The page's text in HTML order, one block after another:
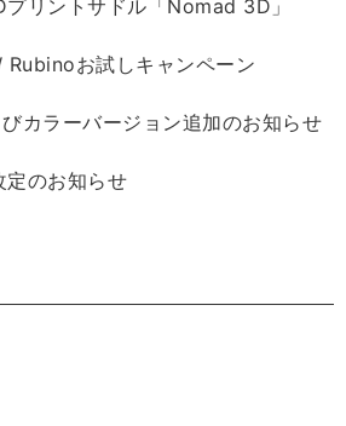
リントサドル「Nomad 3D」
お試しキャンペーン
カラーバージョン追加のお知らせ
定のお知らせ